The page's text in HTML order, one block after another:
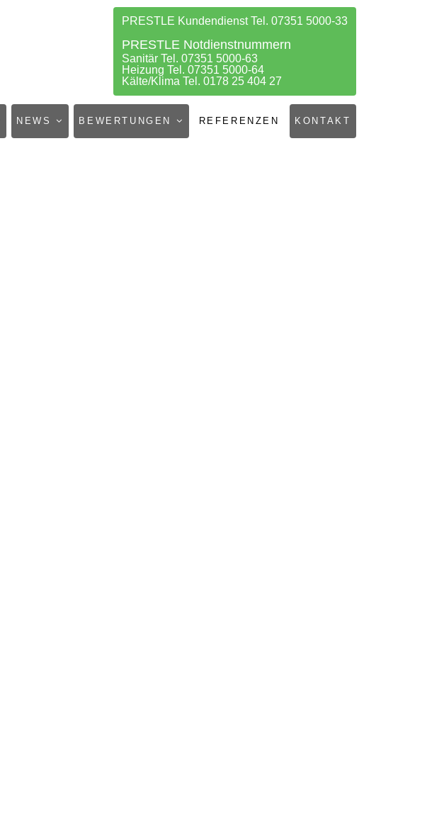
PRESTLE Kundendienst Tel. 07351 5000-33
PRESTLE Notdienstnummern
Sanitär Tel. 07351 5000-63
Heizung Tel. 07351 5000-64
Kälte/Klima Tel. 0178 25 404 27
NEWS BEWERTUNGEN REFERENZEN KONTAKT